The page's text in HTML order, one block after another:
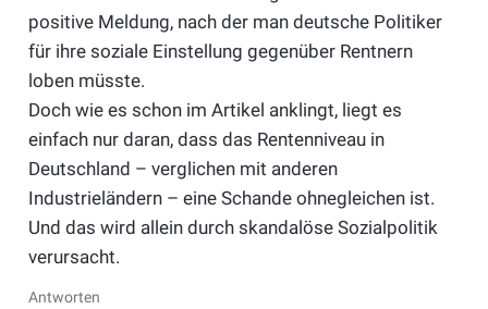
positive Meldung, nach der man deutsche Politiker
für ihre soziale Einstellung gegenüber Rentnern
loben müsste.
Doch wie es schon im Artikel anklingt, liegt es
einfach nur daran, dass das Rentenniveau in
Deutschland – verglichen mit anderen
Industrieländern – eine Schande ohnegleichen ist.
Und das wird allein durch skandalöse Sozialpolitik
verursacht.
Antworten